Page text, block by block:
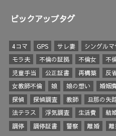
ピックアップタグ
4コマ GPS サレ妻 シングルマ
モラ夫
不倫の証拠 不倫女 不
児童手当
公正証書 再構築 反
女教師不倫
娘 娘の想い 婚姻
探偵
探偵調査 教師 旦那の失
法テラス
浮気調査 生活費 結
調停
調停証書 警察 離婚 離